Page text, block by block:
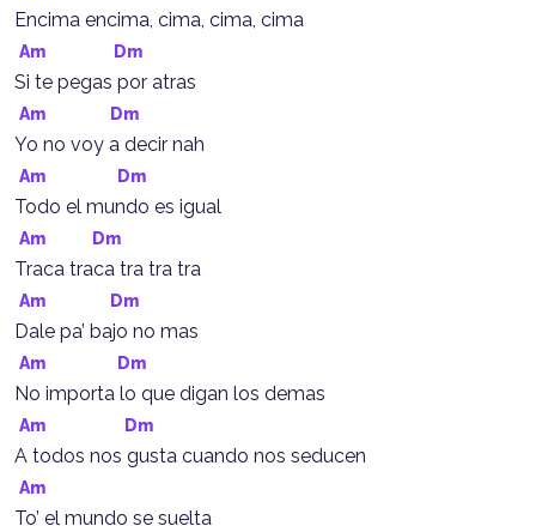
Encima encima, cima, cima, cima
Am Dm
Si te pegas por atras
Am Dm
Yo no voy a decir nah
Am Dm
Todo el mundo es igual
Am Dm
Traca traca tra tra tra
Am Dm
Dale pa’ bajo no mas
Am Dm
No importa lo que digan los demas
Am Dm
A todos nos gusta cuando nos seducen
Am
To’ el mundo se suelta